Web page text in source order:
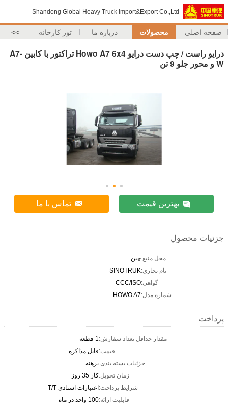
Shandong Global Heavy Truck Import&Export Co.,Ltd
صفحه اصلی محصولات درباره ما تور کارخانه >>
درایو راست / چپ دست درایو Howo A7 6x4 تراکتور با کابین A7-
W و محور جلو 9 تن
بهترین قیمت تماس با ما
جزئیات محصول
محل منبع:چين
نام تجاری:SINOTRUK
گواهی:CCC/ISO
شماره مدل:HOWO A7
پرداخت
مقدار حداقل تعداد سفارش:1 قطعه
قیمت:قابل مذاکره
جزئیات بسته بندی:برهنه
زمان تحویل:کار 35 روز
شرایط پرداخت:اعتبارات اسنادی T/T
قابلیت ارائه:100 واحد در ماه